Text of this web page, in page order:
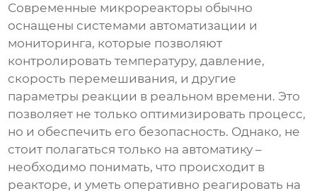
Современные микрореакторы обычно
оснащены системами автоматизации и
мониторинга, которые позволяют
контролировать температуру, давление,
скорость перемешивания, и другие
параметры реакции в реальном времени. Это
позволяет не только оптимизировать процесс,
но и обеспечить его безопасность. Однако, не
стоит полагаться только на автоматику –
необходимо понимать, что происходит в
реакторе, и уметь оперативно реагировать на